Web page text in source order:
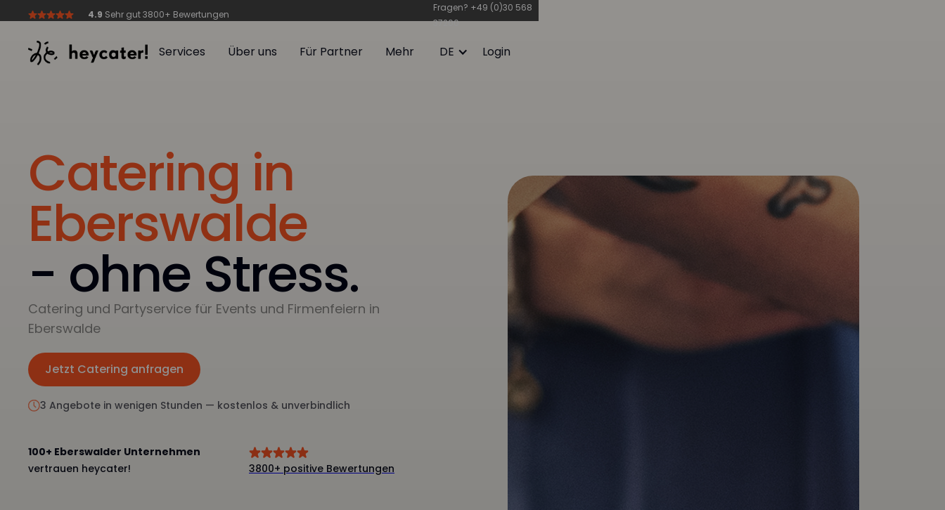
4.9 Sehr gut 3800+ Bewertungen
Fragen? +49 (0)30 568
37200
Services
Über uns
Für Partner
Mehr
DE
Login
Catering in
Eberswalde
- ohne Stress.
Catering und Partyservice für Events und Firmenfeiern in
Eberswalde
Jetzt Catering anfragen
Jetzt anfragen
3 Angebote in wenigen Stunden — kostenlos & unverbindlich
100+ Eberswalder Unternehmen
vertrauen heycater!
3800+ positive Bewertungen